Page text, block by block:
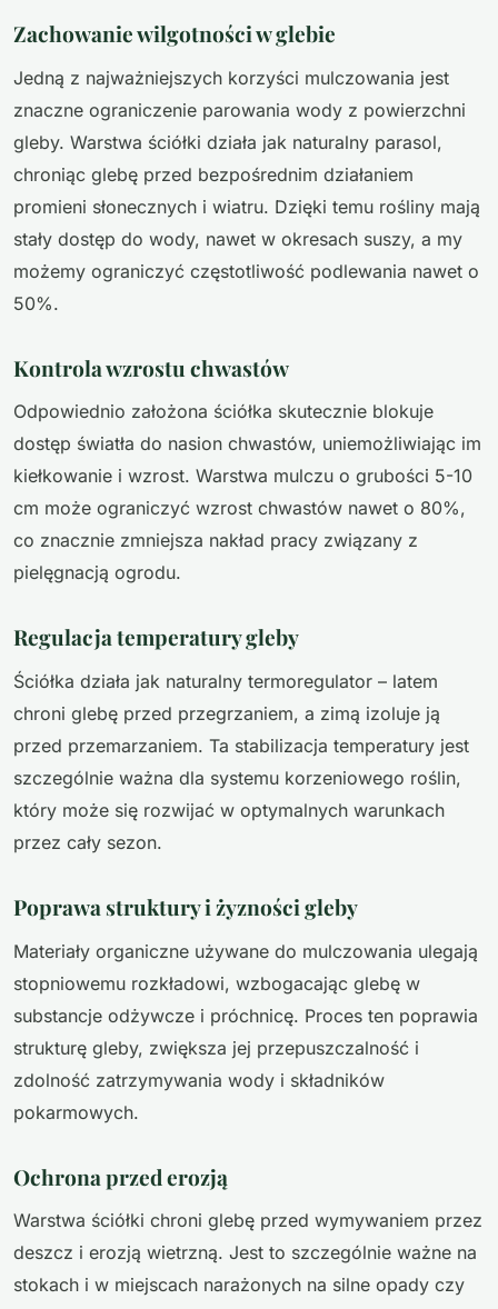
Zachowanie wilgotności w glebie
Jedną z najważniejszych korzyści mulczowania jest
znaczne ograniczenie parowania wody z powierzchni
gleby. Warstwa ściółki działa jak naturalny parasol,
chroniąc glebę przed bezpośrednim działaniem
promieni słonecznych i wiatru. Dzięki temu rośliny mają
stały dostęp do wody, nawet w okresach suszy, a my
możemy ograniczyć częstotliwość podlewania nawet o
50%.
Kontrola wzrostu chwastów
Odpowiednio założona ściółka skutecznie blokuje
dostęp światła do nasion chwastów, uniemożliwiając im
kiełkowanie i wzrost. Warstwa mulczu o grubości 5-10
cm może ograniczyć wzrost chwastów nawet o 80%,
co znacznie zmniejsza nakład pracy związany z
pielęgnacją ogrodu.
Regulacja temperatury gleby
Ściółka działa jak naturalny termoregulator – latem
chroni glebę przed przegrzaniem, a zimą izoluje ją
przed przemarzaniem. Ta stabilizacja temperatury jest
szczególnie ważna dla systemu korzeniowego roślin,
który może się rozwijać w optymalnych warunkach
przez cały sezon.
Poprawa struktury i żyzności gleby
Materiały organiczne używane do mulczowania ulegają
stopniowemu rozkładowi, wzbogacając glebę w
substancje odżywcze i próchnicę. Proces ten poprawia
strukturę gleby, zwiększa jej przepuszczalność i
zdolność zatrzymywania wody i składników
pokarmowych.
Ochrona przed erozją
Warstwa ściółki chroni glebę przed wymywaniem przez
deszcz i erozją wietrzną. Jest to szczególnie ważne na
stokach i w miejscach narażonych na silne opady czy